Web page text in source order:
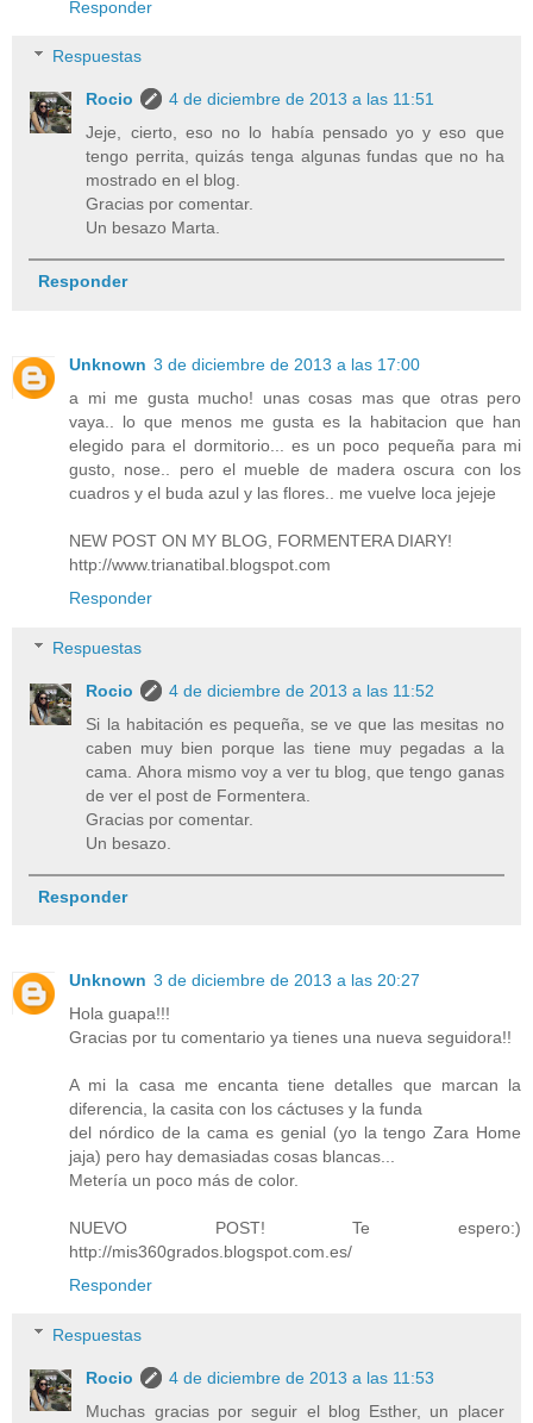
Responder
Respuestas
Rocio
4 de diciembre de 2013 a las 11:51
Jeje, cierto, eso no lo había pensado yo y eso que
tengo perrita, quizás tenga algunas fundas que no ha
mostrado en el blog.
Gracias por comentar.
Un besazo Marta.
Responder
Unknown 3 de diciembre de 2013 a las 17:00
a mi me gusta mucho! unas cosas mas que otras pero
vaya.. lo que menos me gusta es la habitacion que han
elegido para el dormitorio... es un poco pequeña para mi
gusto, nose.. pero el mueble de madera oscura con los
cuadros y el buda azul y las flores.. me vuelve loca jejeje
NEW POST ON MY BLOG, FORMENTERA DIARY!
http://www.trianatibal.blogspot.com
Responder
Respuestas
Rocio
4 de diciembre de 2013 a las 11:52
Si la habitación es pequeña, se ve que las mesitas no
caben muy bien porque las tiene muy pegadas a la
cama. Ahora mismo voy a ver tu blog, que tengo ganas
de ver el post de Formentera.
Gracias por comentar.
Un besazo.
Responder
Unknown 3 de diciembre de 2013 a las 20:27
Hola guapa!!!
Gracias por tu comentario ya tienes una nueva seguidora!!
A mi la casa me encanta tiene detalles que marcan la
diferencia, la casita con los cáctuses y la funda
del nórdico de la cama es genial (yo la tengo Zara Home
jaja) pero hay demasiadas cosas blancas...
Metería un poco más de color.
NUEVO POST! Te espero:)
http://mis360grados.blogspot.com.es/
Responder
Respuestas
Rocio
4 de diciembre de 2013 a las 11:53
Muchas gracias por seguir el blog Esther, un placer